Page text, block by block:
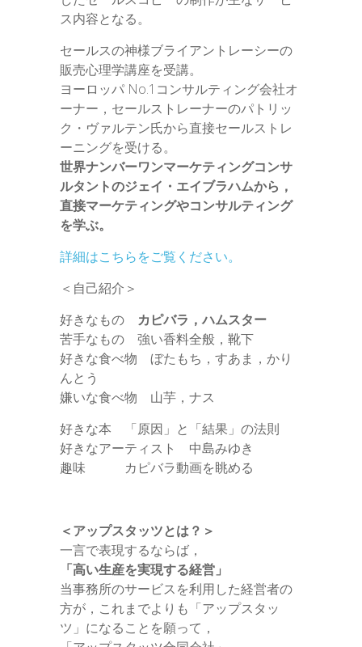
ス内容となる。
セールスの神様ブライアントレーシーの
販売心理学講座を受講。
ヨーロッパ No.1コンサルティング会社オ
ーナー，セールストレーナーのパトリッ
ク・ヴァルテン氏から直接セールストレ
ーニングを受ける。
世界ナンバーワンマーケティングコンサ
ルタントのジェイ・エイブラハムから，
直接マーケティングやコンサルティング
を学ぶ。
詳細はこちらをご覧ください。
＜自己紹介＞
好きなもの カピバラ，ハムスター
苦手なもの 強い香料全般，靴下
好きな食べ物 ぼたもち，すあま，かり
んとう
嫌いな食べ物 山芋，ナス
好きな本 「原因」と「結果」の法則
好きなアーティスト 中島みゆき
趣味 カピバラ動画を眺める
＜アップスタッツとは？＞
一言で表現するならば，
「高い生産を実現する経営」
当事務所のサービスを利用した経営者の
方が，これまでよりも「アップスタッ
ツ」になることを願って，